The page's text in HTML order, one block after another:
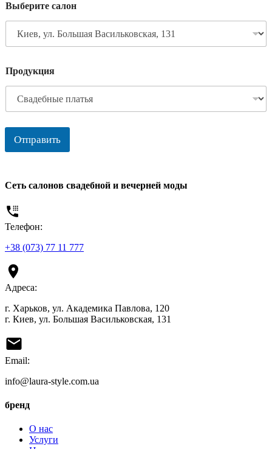
Выберите салон
Продукция
Отправить
Сеть салонов свадебной и вечерней моды
Телефон:
+38 (073) 77 11 777
Адреса:
г. Харьков, ул. Академика Павлова, 120
г. Киев, ул. Большая Васильковская, 131
Email:
info@laura-style.com.ua
бренд
О нас
Услуги